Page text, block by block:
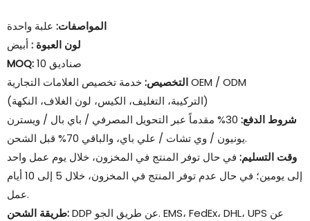
المواصفات: علبة واحدة
لون العبوة :أبيض
MOQ:
10 صناديق
التخصيص:خدمة تخصيص العلامات التجارية OEM / ODM
(التركيبة، التغليف، الكيس، لون الغلاف، النكهة)
شروط الدفع:
30% مقدماً عبر التحويل المصرفي / باي بال / ويسترن
يونيون / وي تشات / علي باي، والباقي 70% قبل الشحن.
وقت التسليم: في حال توفر المنتج في المخزون، خلال يوم عمل واحد
إلى يومين؛ في حال عدم توفر المنتج في المخزون، خلال 5 إلى 10 أيام
عمل.
طريقة الشحن:DDP عن طريق الجو. EMS، FedEx، DHL، UPS عن